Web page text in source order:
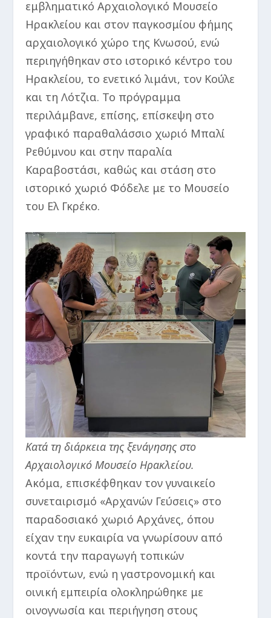
εμβληματικό Αρχαιολογικό Μουσείο
Ηρακλείου και στον παγκοσμίου φήμης
αρχαιολογικό χώρο της Κνωσού, ενώ
περιηγήθηκαν στο ιστορικό κέντρο του
Ηρακλείου, το ενετικό λιμάνι, τον Κούλε
και τη Λότζια. Το πρόγραμμα
περιλάμβανε, επίσης, επίσκεψη στο
γραφικό παραθαλάσσιο χωριό Μπαλί
Ρεθύμνου και στην παραλία
Καραβοστάσι, καθώς και στάση στο
ιστορικό χωριό Φόδελε με το Μουσείο
του Ελ Γκρέκο.
Κατά τη διάρκεια της ξενάγησης στο
Αρχαιολογικό Μουσείο Ηρακλείου.
Ακόμα, επισκέφθηκαν τον γυναικείο
συνεταιρισμό «Αρχανών Γεύσεις» στο
παραδοσιακό χωριό Αρχάνες, όπου
είχαν την ευκαιρία να γνωρίσουν από
κοντά την παραγωγή τοπικών
προϊόντων, ενώ η γαστρονομική και
οινική εμπειρία ολοκληρώθηκε με
οινογνωσία και περιήγηση στους